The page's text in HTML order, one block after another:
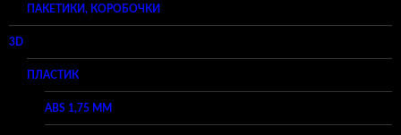
ПАКЕТИКИ, КОРОБОЧКИ
3D
ПЛАСТИК
ABS 1,75 ММ